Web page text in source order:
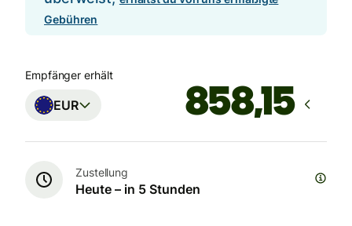
Gebühren
Empfänger erhält
EUR
Zustellung
Heute – in 5 Stunden